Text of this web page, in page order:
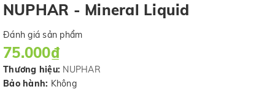
NUPHAR - Mineral Liquid
Đánh giá sản phẩm
75.000₫
Thương hiệu: NUPHAR
Bảo hành: Không